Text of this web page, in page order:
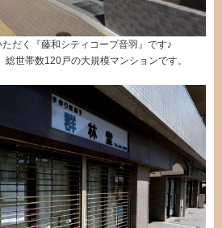
だく『藤和シティコープ音羽』です♪
世帯数120戸の大規模マンションです。